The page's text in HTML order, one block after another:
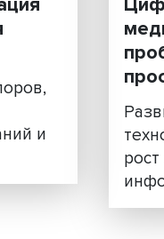
в Госдуме
(волонтерской)